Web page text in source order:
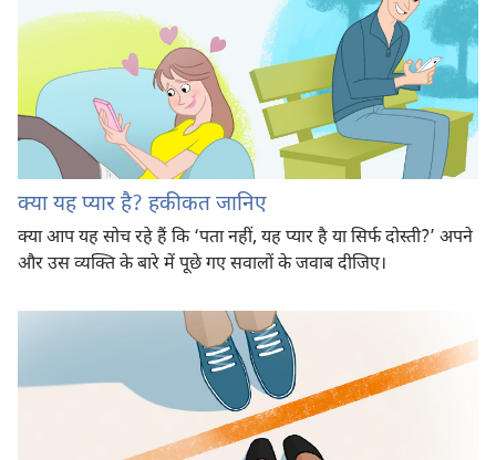
क्या यह प्यार है? हकीकत जानिए
क्या आप यह सोच रहे हैं कि ‘पता नहीं, यह प्यार है या सिर्फ दोस्ती?’ अपने
और उस व्यक्‍ति के बारे में पूछे गए सवालों के जवाब दीजिए।